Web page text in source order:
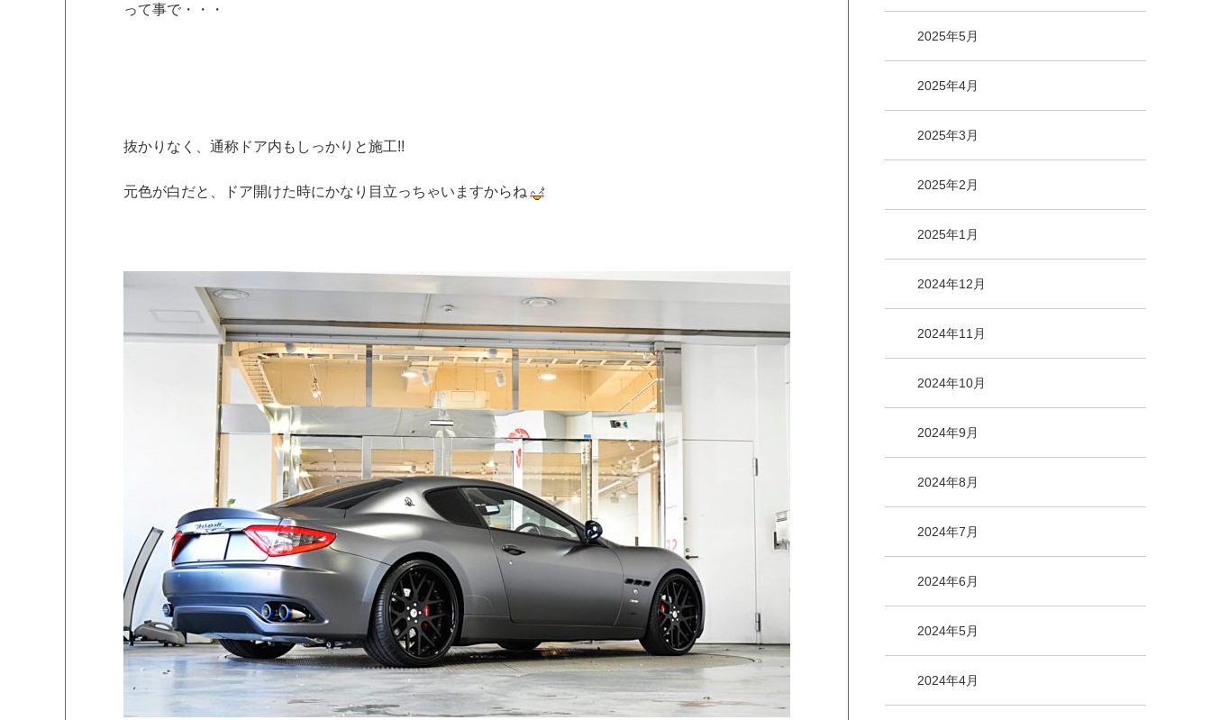
って事で・・・
抜かりなく、通称ドア内もしっかりと施工!!
元色が白だと、ドア開けた時にかなり目立っちゃいますからね
2025年5月
2025年4月
2025年3月
2025年2月
2025年1月
2024年12月
2024年11月
2024年10月
2024年9月
2024年8月
2024年7月
2024年6月
2024年5月
2024年4月